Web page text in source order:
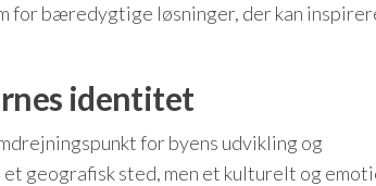
for bæredygtige løsninger, der kan
identitet
for byens udvikling og
geografisk sted, men et kulturelt og